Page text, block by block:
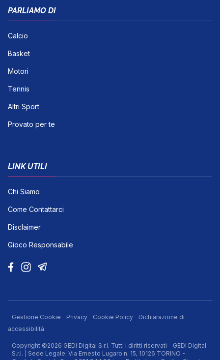
PARLIAMO DI
Calcio
Basket
Motori
Tennis
Altri Sport
Provato per te
LINK UTILI
Chi Siamo
Come Contattarci
Disclaimer
Gioco Responsabile
Gestione Cookie Privacy Cookie Policy
Dichiarazione di
accessibilità
Copyright ©2026 GEDI Digital S.r.l. Tutti i diritti riservati - GEDI Digital
S.r.l. | Sede Legale: Via Ernesto Lugaro n. 15, 10126 TORINO -